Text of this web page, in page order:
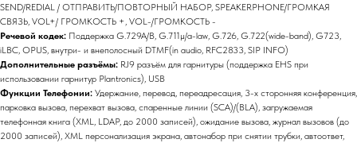
SEND/REDIAL / ОТПРАВИТЬ/ПОВТОРНЫЙ НАБОР, SPEAKERPHONE/ГРОМКАЯ
СВЯЗЬ, VOL+/ ГРОМКОСТЬ +, VOL-/ГРОМКОСТЬ -
Речевой кодек: Поддержка G.729A/B, G.711µ/a-law, G.726, G.722(wide-band), G723,
iLBC, OPUS, внутри- и внеполосный DTMF(in audio, RFC2833, SIP INFO)
Дополнительные разъёмы: RJ9 разъём для гарнитуры (поддержка EHS при
использовании гарнитур Plantronics), USB
Функции Телефонии: Удержание, перевод, переадресация, 3-х сторонняя конференция,
парковка вызова, перехват вызова, спаренные линии (SCA)/(BLA), загружаемая
телефонная книга (XML, LDAP, до 2000 записей), ожидание вызова, журнал вызовов (до
2000 записей), XML персонализация экрана, автонабор при снятии трубки, автоответ,